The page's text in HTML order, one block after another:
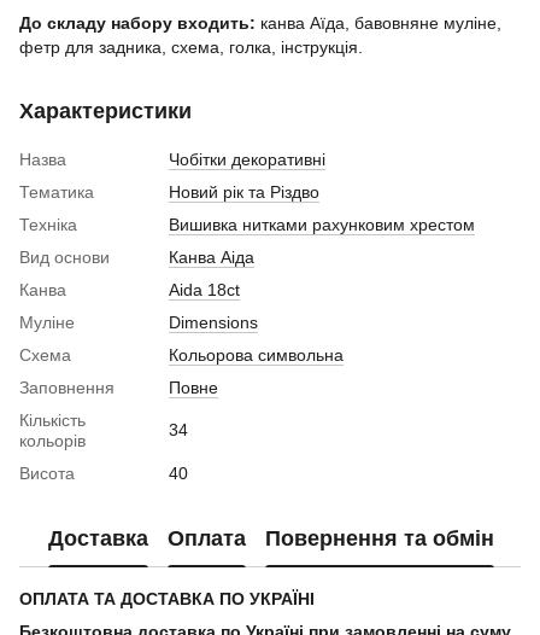
До складу набору входить: канва Аїда, бавовняне муліне,
фетр для задника, схема, голка, інструкція.
Характеристики
Назва
Чобітки декоративні
Тематика
Новий рік та Різдво
Техніка
Вишивка нитками рахунковим хрестом
Вид основи
Канва Аіда
Канва
Aida 18ct
Муліне
Dimensions
Схема
Кольорова символьна
Заповнення
Повне
Кількість
кольорів
34
Висота 40
Доставка Оплата Повернення та обмін
ОПЛАТА ТА ДОСТАВКА ПО УКРАЇНІ